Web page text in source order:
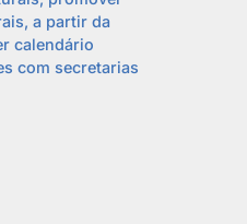
a partir da
calendário
com secretarias